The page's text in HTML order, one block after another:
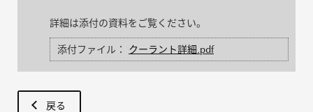
詳細は添付の資料をご覧ください。
添付ファイル： クーラント詳細.pdf
戻る